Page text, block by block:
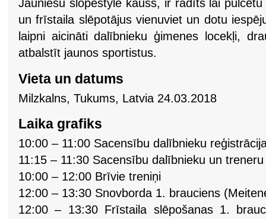
Jauniešu slopestyle kauss, ir radīts lai
un frīstaila slēpotājus vienuviet un dotu
laipni aicināti dalībnieku ģimenes locekļi,
atbalstīt jaunos sportistus.
Vieta un datums
Milzkalns, Tukums, Latvia 24.03.2018
Laika grafiks
10:00 – 11:00 Sacensību dalībnieku
11:15 – 11:30 Sacensību dalībnieku un
10:00 – 12:00 Brīvie treniņi
12:00 – 13:30 Snovborda 1. brauciens
12:00 – 13:30 Frīstaila slēpošanas 1.